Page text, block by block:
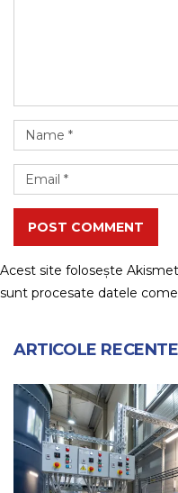
POST COMMENT
Acest site folosește
sunt procesate datele
ARTICOLE RECENTE